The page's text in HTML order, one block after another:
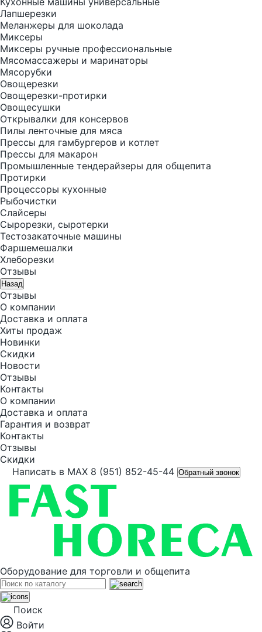
Лапшерезки
Меланжеры для шоколада
Миксеры
Миксеры ручные профессиональные
Мясомассажеры и маринаторы
Мясорубки
Овощерезки
Овощерезки-протирки
Овощесушки
Открывалки для консервов
Пилы ленточные для мяса
Прессы для гамбургеров и котлет
Прессы для макарон
Промышленные тендерайзеры для общепита
Протирки
Процессоры кухонные
Рыбочистки
Слайсеры
Сырорезки, сыротерки
Тестозакаточные машины
Фаршемешалки
Хлеборезки
Отзывы
Назад
Отзывы
О компании
Доставка и оплата
Хиты продаж
Новинки
Скидки
Новости
Отзывы
Контакты
О компании
Доставка и оплата
Гарантия и возврат
Контакты
Отзывы
Скидки
Написать в MAX 8 (951) 852-45-44 Обратный звонок
Оборудование для торговли и общепита
Поиск
Войти